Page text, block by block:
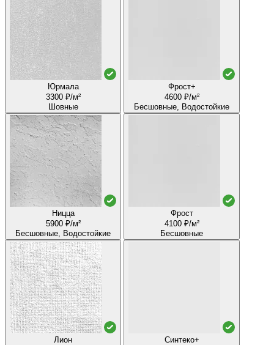
Юрмала
3300 ₽/м²
Шовные
Фрост+
4600 ₽/м²
Бесшовные, Водостойкие
Ницца
5900 ₽/м²
Бесшовные, Водостойкие
Фрост
4100 ₽/м²
Бесшовные
Лион
Синтеко+